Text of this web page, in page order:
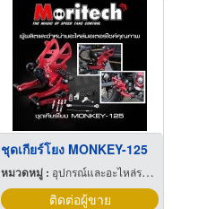
ชุดเกียร์โยง MONKEY-125
หมวดหมู่ : อุปกรณ์และอะไหล่รถจักรยานยนต์และรถสกูตเตอร์
ติดต่อผู้ขาย